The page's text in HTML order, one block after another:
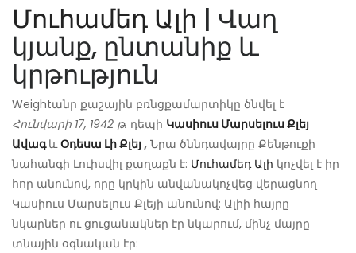
Մուհամեդ Ալի | Վաղ
կյանք, ընտանիք և
կրթություն
Weightանր քաշային բռնցքամարտիկը ծնվել է
Հունվարի 17, 1942 թ. դեպի Կասիուս Մարսելուս Քլեյ
Ավագ ևՕդեսա Լի Քլեյ , Նրա ծննդավայրը Քենթուքի
նահանգի Լուիսվիլ քաղաքն է: Մուհամեդ Ալի կոչվել է իր
հոր անունով, որը կրկին անվանակոչվեց վերացնող
Կասիուս Մարսելուս Քլեյի անունով: Ալիի հայրը
նկարներ ու ցուցանակներ էր նկարում, մինչ մայրը
տնային օգնական էր: